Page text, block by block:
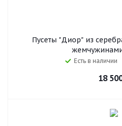
Пусеты "Диор" из
Есть в наличии
18